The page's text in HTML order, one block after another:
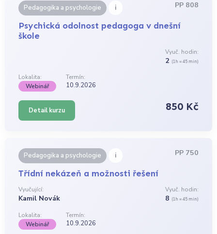
Pedagogika a psychologie i PP 808
Psychická odolnost pedagoga v dnešní
škole
Vyuč. hodin:
2 (1h = 45 min)
Lokalita:
Termín:
Webinář
10.9.2026
Detail kurzu 850 Kč
Pedagogika a psychologie i PP 750
Třídní nekázeň a možnosti řešení
Vyučující:
Kamil Novák
Vyuč. hodin:
8 (1h = 45 min)
Lokalita:
Termín:
Webinář
10.9.2026